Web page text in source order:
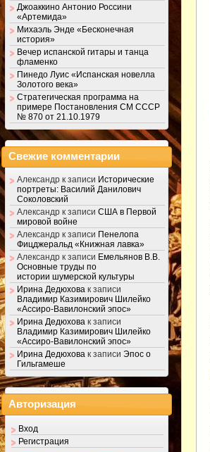
Джоаккино Антонио Россини
«Артемида»
Михаэль Энде «Бесконечная
история»
Вечер испанской гитары и танца
фламенко
Пинедо Луис «Испанская новелла
Золотого века»
Стратегическая программа на
примере Постановления СМ СССР
№ 870 от 21.10.1979
Свежие комментарии
Александр к записи Исторические
портреты: Василий Данилович
Соколовский
Александр к записи США в Первой
мировой войне
Александр к записи Пенелопа
Фицджеральд «Книжная лавка»
Александр к записи Емельянов В.В.
Основные труды по
истории шумерской культуры
Ирина Дедюхова к записи
Владимир Казимирович Шилейко
«Ассиро-Вавилонский эпос»
Ирина Дедюхова к записи
Владимир Казимирович Шилейко
«Ассиро-Вавилонский эпос»
Ирина Дедюхова к записи Эпос о
Гильгамеше
Авторизация
Вход
Регистрация